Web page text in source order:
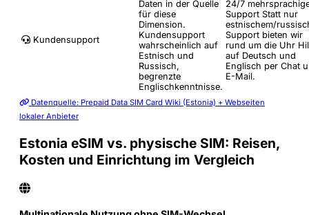
Kundensupport
Daten in der Quelle
für diese
Dimension.
Kundensupport
wahrscheinlich auf
Estnisch und
Russisch,
begrenzte
Englischkenntnisse.
24/7
Support Statt nur
estnischem/
Support bieten wir
rund um die Uhr
auf Deutsch und
Englisch per Chat
E-Mail.
Datenquelle: Prepaid Data SIM Card Wiki (Estonia) + Webseiten
lokaler Anbieter
Estonia eSIM vs. physische SIM: Reisen,
Kosten und Einrichtung im Vergleich